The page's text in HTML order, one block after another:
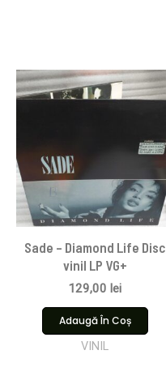
Sade – Diamond Life Disc
vinil LP VG+
129,00 lei
Adaugă În Coș
VINIL